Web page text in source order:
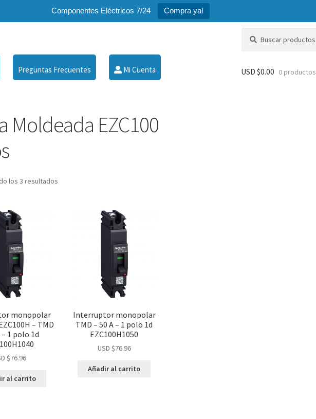
Componentes Eléctricos 7/24 Compra ya!
Buscar
Preguntas Frecuentes Mi Cuenta USD $0.00 0 productos
Moldeada EZC100
los 3 resultados
monopolar
– TMD
– 1 polo 1d
$76.96
al carrito
Interruptor monopolar
TMD – 50 A – 1 polo 1d
EZC100H1050
USD $76.96
Añadir al carrito